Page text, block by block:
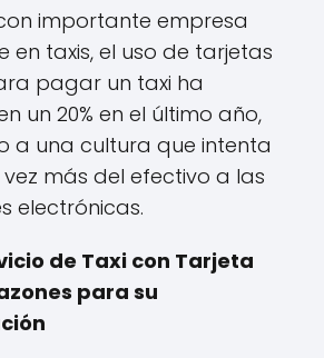
importante empresa
en taxis, el uso de tarjetas
pagar un taxi ha
un 20% en el último año,
a una cultura que intenta
más del efectivo a las
electrónicas.
de Taxi con Tarjeta
para su